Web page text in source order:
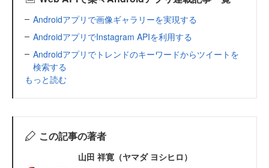
Androidアプリで画像ギャラリーを実現する
AndroidアプリでInstagram APIを利用する
Androidアプリでトレンドのキーワードからツイートを
検索する
もっと読む
この記事の著者
山田 祥寛（ヤマダ ヨシヒロ）